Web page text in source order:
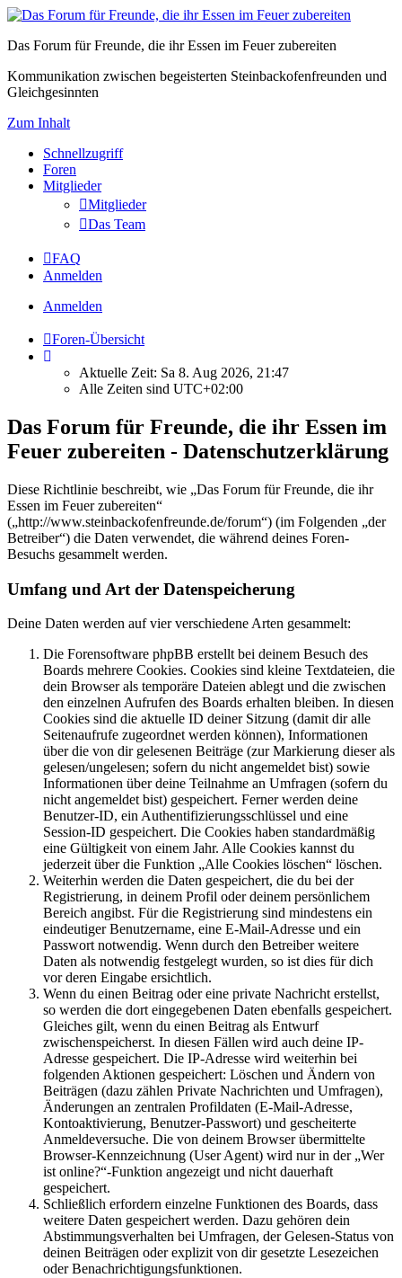
Das Forum für Freunde, die ihr Essen im Feuer zubereiten
Kommunikation zwischen begeisterten Steinbackofenfreunden und
Gleichgesinnten
Zum Inhalt
Schnellzugriff
Foren
Mitglieder
Mitglieder
Das Team
FAQ
Anmelden
Anmelden
Foren-Übersicht
Aktuelle Zeit: Sa 8. Aug 2026, 21:47
Alle Zeiten sind UTC+02:00
Das Forum für Freunde, die ihr Essen im
Feuer zubereiten - Datenschutzerklärung
Diese Richtlinie beschreibt, wie „Das Forum für Freunde, die ihr
Essen im Feuer zubereiten“
(„http://www.steinbackofenfreunde.de/forum“) (im Folgenden „der
Betreiber“) die Daten verwendet, die während deines Foren-
Besuchs gesammelt werden.
Umfang und Art der Datenspeicherung
Deine Daten werden auf vier verschiedene Arten gesammelt:
Die Forensoftware phpBB erstellt bei deinem Besuch des
Boards mehrere Cookies. Cookies sind kleine Textdateien, die
dein Browser als temporäre Dateien ablegt und die zwischen
den einzelnen Aufrufen des Boards erhalten bleiben. In diesen
Cookies sind die aktuelle ID deiner Sitzung (damit dir alle
Seitenaufrufe zugeordnet werden können), Informationen
über die von dir gelesenen Beiträge (zur Markierung dieser als
gelesen/ungelesen; sofern du nicht angemeldet bist) sowie
Informationen über deine Teilnahme an Umfragen (sofern du
nicht angemeldet bist) gespeichert. Ferner werden deine
Benutzer-ID, ein Authentifizierungsschlüssel und eine
Session-ID gespeichert. Die Cookies haben standardmäßig
eine Gültigkeit von einem Jahr. Alle Cookies kannst du
jederzeit über die Funktion „Alle Cookies löschen“ löschen.
Weiterhin werden die Daten gespeichert, die du bei der
Registrierung, in deinem Profil oder deinem persönlichem
Bereich angibst. Für die Registrierung sind mindestens ein
eindeutiger Benutzername, eine E-Mail-Adresse und ein
Passwort notwendig. Wenn durch den Betreiber weitere
Daten als notwendig festgelegt wurden, so ist dies für dich
vor deren Eingabe ersichtlich.
Wenn du einen Beitrag oder eine private Nachricht erstellst,
so werden die dort eingegebenen Daten ebenfalls gespeichert.
Gleiches gilt, wenn du einen Beitrag als Entwurf
zwischenspeicherst. In diesen Fällen wird auch deine IP-
Adresse gespeichert. Die IP-Adresse wird weiterhin bei
folgenden Aktionen gespeichert: Löschen und Ändern von
Beiträgen (dazu zählen Private Nachrichten und Umfragen),
Änderungen an zentralen Profildaten (E-Mail-Adresse,
Kontoaktivierung, Benutzer-Passwort) und gescheiterte
Anmeldeversuche. Die von deinem Browser übermittelte
Browser-Kennzeichnung (User Agent) wird nur in der „Wer
ist online?“-Funktion angezeigt und nicht dauerhaft
gespeichert.
Schließlich erfordern einzelne Funktionen des Boards, dass
weitere Daten gespeichert werden. Dazu gehören dein
Abstimmungsverhalten bei Umfragen, der Gelesen-Status von
deinen Beiträgen oder explizit von dir gesetzte Lesezeichen
oder Benachrichtigungsfunktionen.